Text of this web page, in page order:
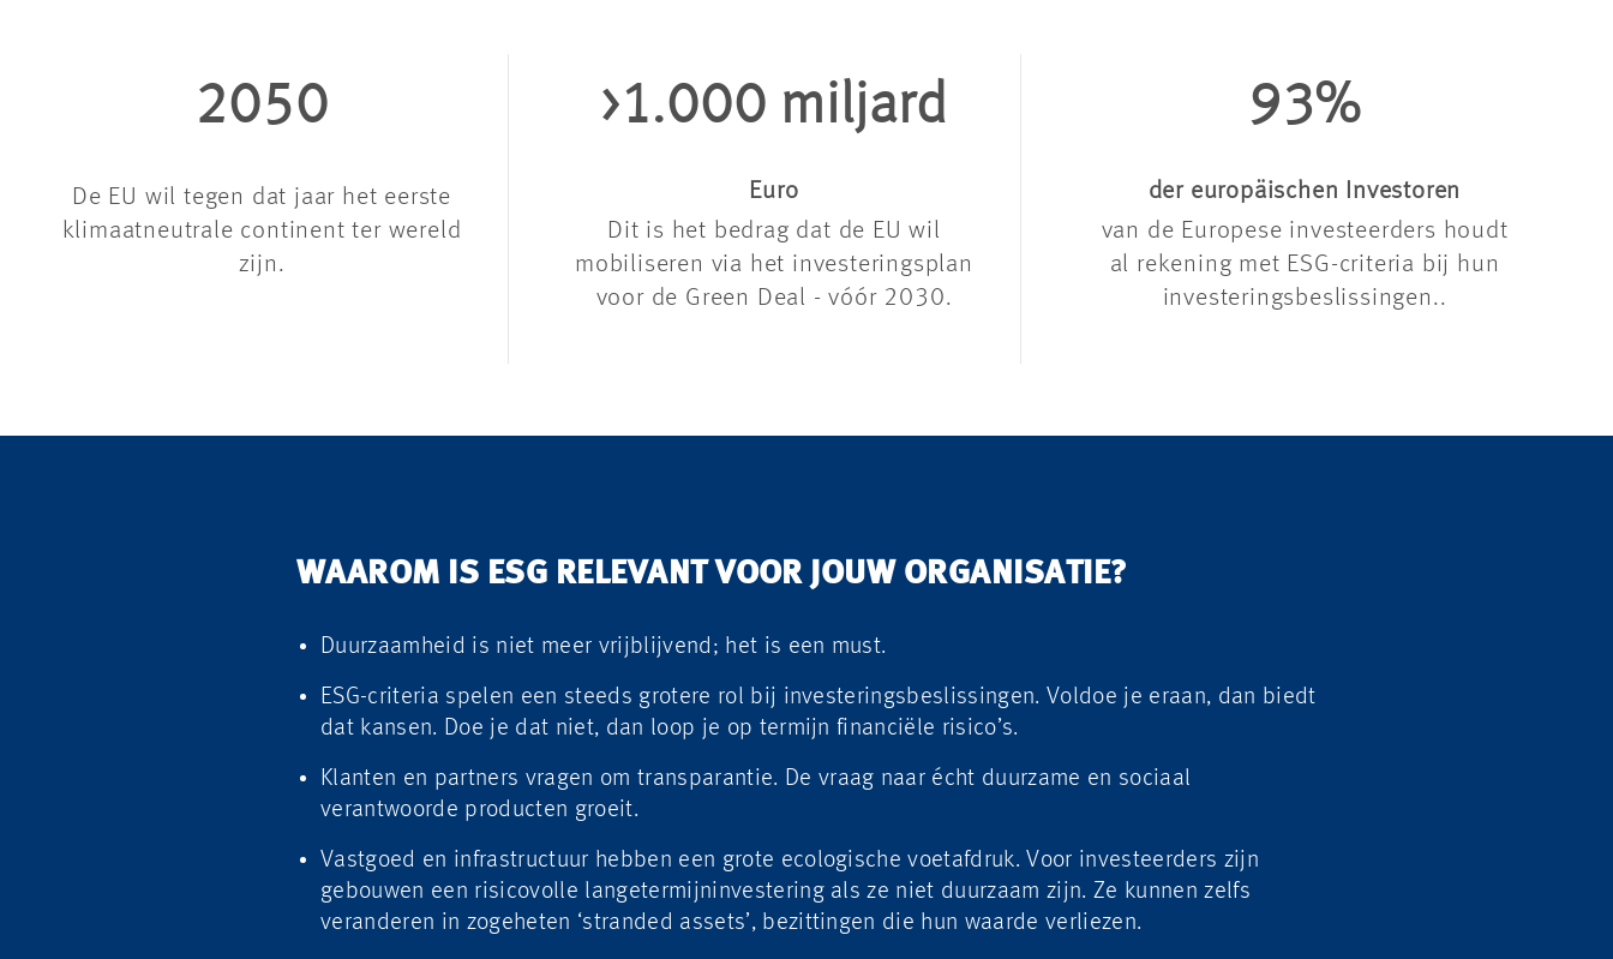
2050
De EU wil tegen dat jaar het eerste
klimaatneutrale continent ter wereld
zijn.
>1.000 miljard
Euro
Dit is het bedrag dat de EU wil
mobiliseren via het investeringsplan
voor de Green Deal - vóór 2030.
93%
der europäischen Investoren
van de Europese investeerders houdt
al rekening met ESG-criteria bij hun
investeringsbeslissingen..
WAAROM IS ESG RELEVANT VOOR JOUW ORGANISATIE?
Duurzaamheid is niet meer vrijblijvend; het is een must.
ESG-criteria spelen een steeds grotere rol bij investeringsbeslissingen. Voldoe je eraan, dan biedt
dat kansen. Doe je dat niet, dan loop je op termijn financiële risico’s.
Klanten en partners vragen om transparantie. De vraag naar écht duurzame en sociaal
verantwoorde producten groeit.
Vastgoed en infrastructuur hebben een grote ecologische voetafdruk. Voor investeerders zijn
gebouwen een risicovolle langetermijninvestering als ze niet duurzaam zijn. Ze kunnenzelfs
veranderen in zogeheten ‘stranded assets’, bezittingen die hun waarde verliezen.